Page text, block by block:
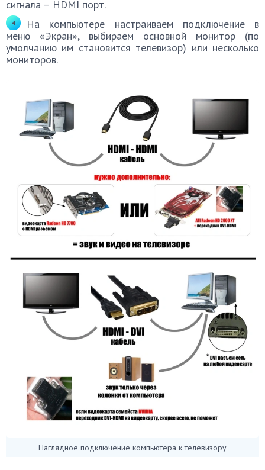
сигнала – HDMI порт.
На компьютере настраиваем подключение в
меню «Экран», выбираем основной монитор (по
умолчанию им становится телевизор) или несколько
мониторов.
Наглядное подключение компьютера к телевизору